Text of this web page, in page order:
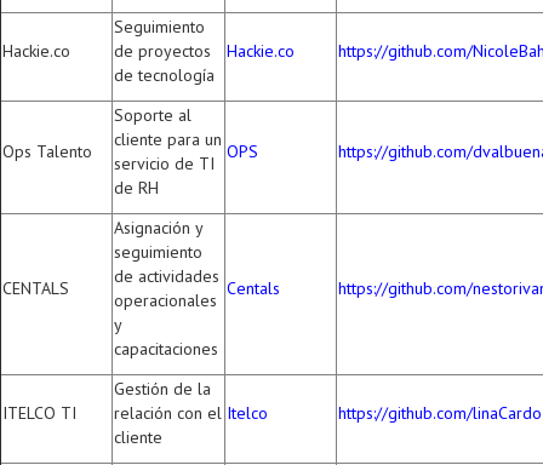
Hackie.co
Seguimiento
de proyectos
de tecnología
Hackie.co https://github.com/
Ops Talento
Soporte al
cliente para un
servicio de TI
de RH
OPS https://github.com/
CENTALS
Asignación y
seguimiento
de actividades
operacionales
y
capacitaciones
Centals https://github.com/
ITELCO TI
Gestión de la
relación con el
cliente
Itelco https://github.com/